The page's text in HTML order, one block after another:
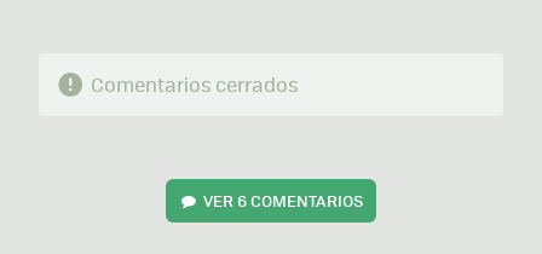
Comentarios cerrados
VER6 COMENTARIOS